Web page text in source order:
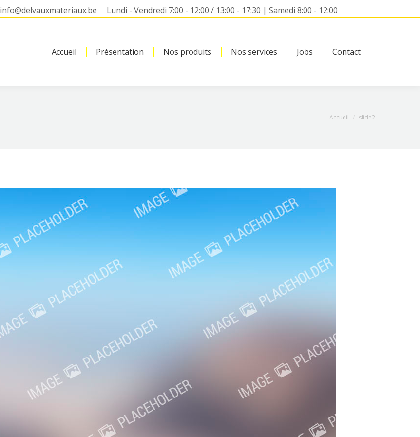
info@delvauxmateriaux.be Lundi - Vendredi 7:00 - 12:00 / 13:00 - 17:30 | Samedi 8:00 - 12:00
Accueil Présentation Nos produits Nos services Jobs Contact
Vous êtes ici :
Accueil slide2